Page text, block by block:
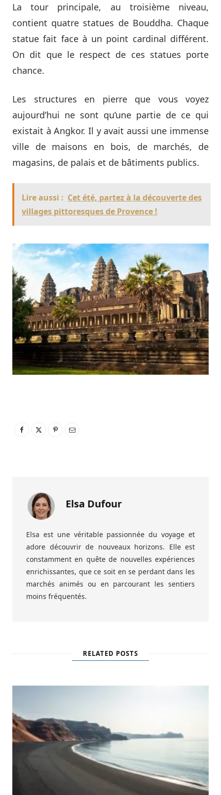
La tour principale, au troisième niveau,
contient quatre statues de Bouddha. Chaque
statue fait face à un point cardinal différent.
On dit que le respect de ces statues porte
chance.
Les structures en pierre que vous voyez
aujourd’hui ne sont qu’une partie de ce qui
existait à Angkor. Il y avait aussi une immense
ville de maisons en bois, de marchés, de
magasins, de palais et de bâtiments publics.
Lire aussi : Cet été, partez à la découverte des
villages pittoresques de Provence !
Elsa Dufour
Elsa est une véritable passionnée du voyage et
adore découvrir de nouveaux horizons. Elle est
constamment en quête de nouvelles expériences
enrichissantes, que ce soit en se perdant dans les
marchés animés ou en parcourant les sentiers
moins fréquentés.
RELATED POSTS